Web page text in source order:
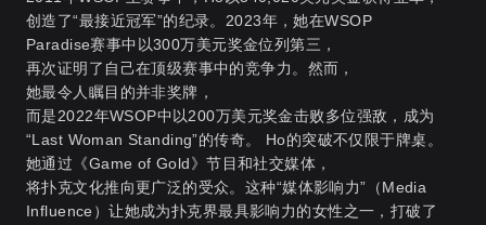
创造了“最接近冠军”的纪录。2023年，她在WSOP
Paradise赛事中以300万美元奖金位列第三，
再次证明了自己在顶级赛事中的竞争力。然而，
她最令人瞩目的并非奖牌，
而是2022年WSOP中以200万美元奖金击败多位强敌，成为
“Last Woman Standing”的传奇。 Ho的突破不仅限于牌桌。
她通过《Game of Gold》节目和社交媒体，
将扑克文化推向更广泛的受众。这种“媒体影响力”（Media
Influence）让她成为扑克界最具影响力的女性之一，打破了